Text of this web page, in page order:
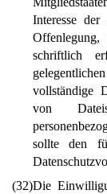
Interesse
schriftlich
vollständige
von
sollte den
(32)Die